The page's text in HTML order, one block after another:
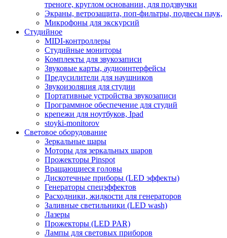
треноге, круглом основании, для подзвучки
Экраны, ветрозащита, поп-фильтры, подвесы паук,
Микрофоны для экскурсий
Студийное
MIDI-контроллеры
Студийные мониторы
Комплекты для звукозаписи
Звуковые карты, аудиоинтерфейсы
Предусилители для наушников
Звукоизоляция для студии
Портативные устройства звукозаписи
Программное обеспечение для студий
крепежи для ноутбуков, Ipad
stoyki-monitorov
Световое оборудование
Зеркальные шары
Моторы для зеркальных шаров
Прожекторы Pinspot
Вращающиеся головы
Дискотечные приборы (LED эффекты)
Генераторы спецэффектов
Расходники, жидкости для генераторов
Заливные светильники (LED wash)
Лазеры
Прожекторы (LED PAR)
Лампы для световых приборов